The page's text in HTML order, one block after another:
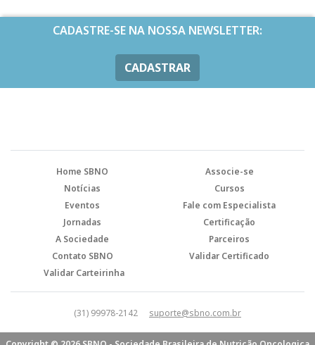
CADASTRE-SE NA NOSSA NEWSLETTER:
CADASTRAR
Home SBNO
Associe-se
Notícias
Cursos
Eventos
Fale com Especialista
Jornadas
Certificação
A Sociedade
Parceiros
Contato SBNO
Validar Certificado
Validar Carteirinha
(31) 99978-2142 suporte@sbno.com.br